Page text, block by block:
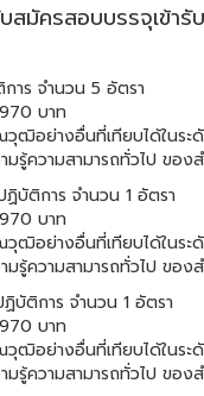
สมัครสอบบรรจุเข้า
าร จำนวน 5 อัตรา
บาท
อย่างอื่นที่เทียบได้ในระดั
รู้ความสามารถทั่วไป ของ
บัติการ จำนวน 1 อัตรา
บาท
อย่างอื่นที่เทียบได้ในระดั
รู้ความสามารถทั่วไป ของ
บัติการ จำนวน 1 อัตรา
บาท
ย่างอื่นที่เทียบได้ในระดั
รู้ความสามารถทั่วไป ของ